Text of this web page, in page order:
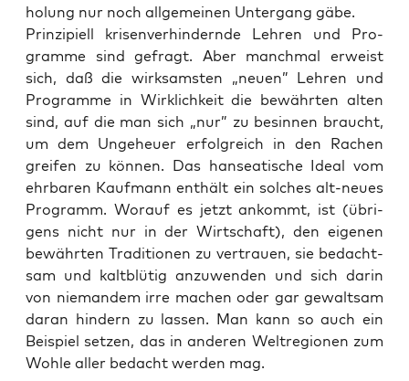
ho­lung nur noch all­ge­mei­nen Unter­gang gäbe.
Prin­zi­pi­ell kri­sen­ver­hin­dern­de Leh­ren und Pro­
gram­me sind gefragt. Aber manch­mal erweist
sich, daß die wirk­sams­ten „neu­en” Leh­ren und
Pro­gram­me in Wirk­lich­keit die bewähr­ten alten
sind, auf die man sich „nur” zu besin­nen braucht,
um dem Unge­heu­er erfolg­reich in den Rachen
grei­fen zu kön­nen. Das han­sea­ti­sche Ide­al vom
ehr­ba­ren Kauf­mann ent­hält ein sol­ches alt-neu­es
Pro­gramm. Wor­auf es jetzt ankommt, ist (übri­
gens nicht nur in der Wirt­schaft), den eige­nen
bewähr­ten Tra­di­tio­nen zu ver­trau­en, sie bedacht­
sam und kalt­blü­tig anzu­wen­den und sich dar­in
von nie­man­dem irre machen oder gar gewalt­sam
dar­an hin­dern zu las­sen. Man kann so auch ein
Bei­spiel set­zen, das in ande­ren Welt­re­gio­nen zum
Woh­le aller bedacht wer­den mag.